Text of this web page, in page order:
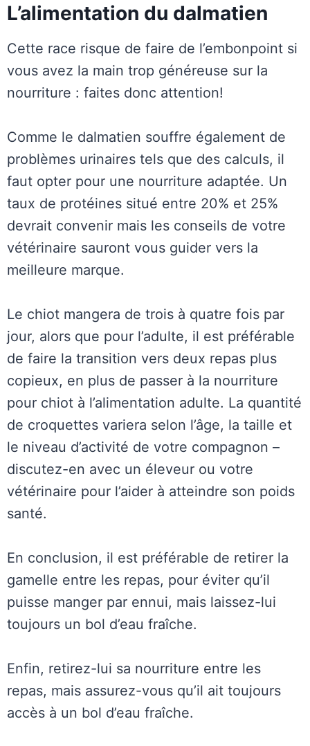
L’alimentation du dalmatien
Cette race risque de faire de l’embonpoint si
vous avez la main trop généreuse sur la
nourriture : faites donc attention!
Comme le dalmatien souffre également de
problèmes urinaires tels que des calculs, il
faut opter pour une nourriture adaptée. Un
taux de protéines situé entre 20% et 25%
devrait convenir mais les conseils de votre
vétérinaire sauront vous guider vers la
meilleure marque.
Le chiot mangera de trois à quatre fois par
jour, alors que pour l’adulte, il est préférable
de faire la transition vers deux repas plus
copieux, en plus de passer à la nourriture
pour chiot à l’alimentation adulte. La quantité
de croquettes variera selon l’âge, la taille et
le niveau d’activité de votre compagnon –
discutez-en avec un éleveur ou votre
vétérinaire pour l’aider à atteindre son poids
santé.
En conclusion, il est préférable de retirer la
gamelle entre les repas, pour éviter qu’il
puisse manger par ennui, mais laissez-lui
toujours un bol d’eau fraîche.
Enfin, retirez-lui sa nourriture entre les
repas, mais assurez-vous qu’il ait toujours
accès à un bol d’eau fraîche.